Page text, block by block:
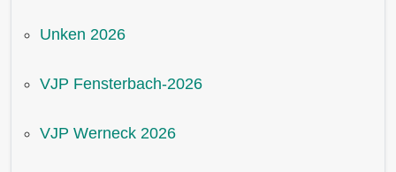
Unken 2026
VJP Fensterbach-2026
VJP Werneck 2026